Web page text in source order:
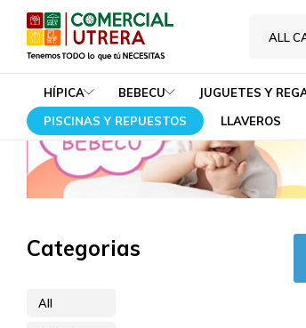
Comercial
Utrera
Tenemos
TODO
lo
que
NECESITAS
ALL
HÍPICA BEBECU JUGUETES Y
PISCINAS Y REPUESTOS
LLAVEROS
Home BEBECU Complementos bebecu
Categorias
All